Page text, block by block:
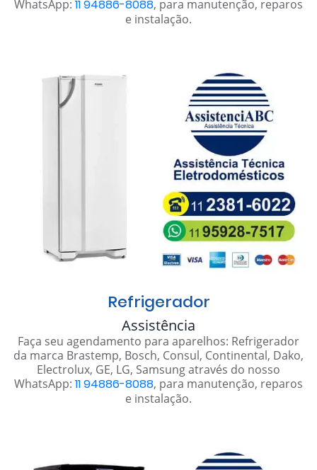
WhatsApp: 11 94886-8088, para manutenção, reparos
e instalação.
Refrigerador
Assistência
Faça seu agendamento para aparelhos: Refrigerador
da marca Brastemp, Bosch, Consul, Continental, Dako,
Electrolux, GE, LG, Samsung através do nosso
WhatsApp: 11 94886-8088, para manutenção, reparos
e instalação.